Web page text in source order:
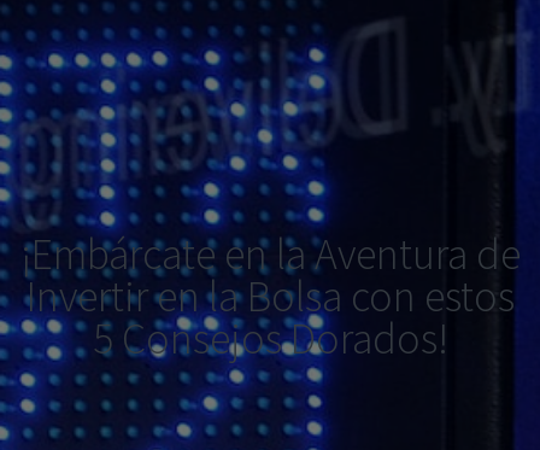
¡Embárcate en la Aventura de
Invertir en la Bolsa con estos
5 Consejos Dorados!